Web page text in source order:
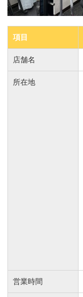
項目
店舗名
所在地
営業時間